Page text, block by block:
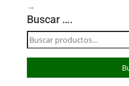
→
Buscar ….
Buscar
por: